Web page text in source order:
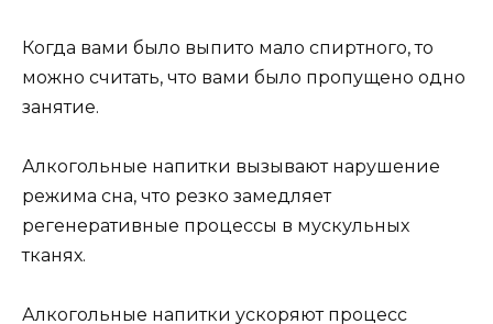
Когда вами было выпито мало спиртного, то
можно считать, что вами было пропущено одно
занятие.
Алкогольные напитки вызывают нарушение
режима сна, что резко замедляет
регенеративные процессы в мускульных
тканях.
Алкогольные напитки ускоряют процесс